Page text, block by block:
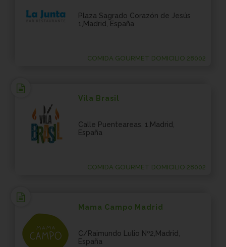
Plaza Sagrado Corazón de Jesús
1,Madrid, España
COMIDA GOURMET DOMICILIO 28002
Vila Brasil
Calle Puenteareas, 1,Madrid,
España
COMIDA GOURMET DOMICILIO 28002
Mama Campo Madrid
C/Raimundo Lulio Nº2,Madrid,
España